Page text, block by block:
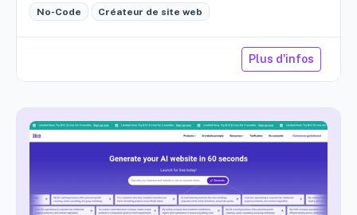
No-Code Créateur de site web
Plus d'infos